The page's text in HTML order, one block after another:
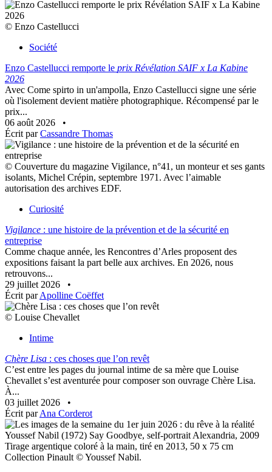
© Enzo Castellucci
Société
Enzo Castellucci remporte le prix Révélation SAIF x La Kabine
2026
Avec Come spirto in un'ampolla, Enzo Castellucci signe une série
où l'isolement devient matière photographique. Récompensé par le
prix...
06 août 2026
•
Écrit parCassandre Thomas
© Couverture du magazine Vigilance, n°41, un monteur et ses gants
isolants, Michel Crépin, septembre 1971. Avec l’aimable
autorisation des archives EDF.
Curiosité
Vigilance : une histoire de la prévention et de la sécurité en
entreprise
Comme chaque année, les Rencontres d’Arles proposent des
expositions faisant la part belle aux archives. En 2026, nous
retrouvons...
29 juillet 2026
•
Écrit parApolline Coëffet
© Louise Chevallet
Intime
Chère Lisa : ces choses que l’on revêt
C’est entre les pages du journal intime de sa mère que Louise
Chevallet s’est aventurée pour composer son ouvrage Chère Lisa.
À...
03 juillet 2026
•
Écrit parAna Corderot
Youssef Nabil (1972) Say Goodbye, self-portrait Alexandria, 2009
Tirage argentique coloré à la main, tiré en 2013, 50 x 75 cm
Collection Pinault © Youssef Nabil.